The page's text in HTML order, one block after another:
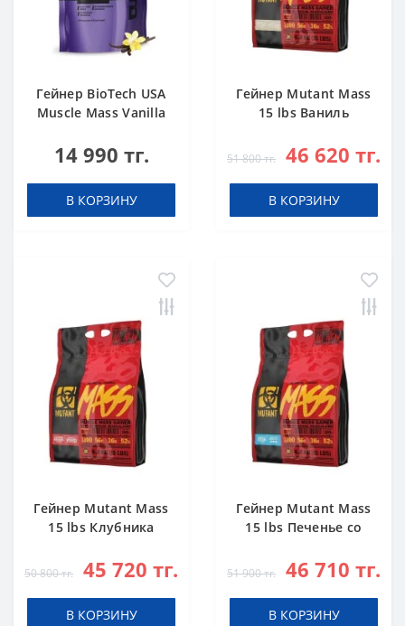
Гейнер BioTech USA
Muscle Mass Vanilla
14 990 тг.
В КОРЗИНУ
Гейнер Mutant Mass
15 lbs Ваниль
51 800 тг. 46 620 тг.
В КОРЗИНУ
Гейнер Mutant Mass
15 lbs Клубника
50 800 тг. 45 720 тг.
В КОРЗИНУ
Гейнер Mutant Mass
15 lbs Печенье со
51 900 тг. 46 710 тг.
В КОРЗИНУ